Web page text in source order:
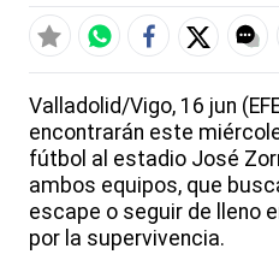
Valladolid/Vigo, 16 jun
encontrarán este
fútbol al estadio José
ambos equipos, que
escape o seguir de lleno
por la supervivencia.